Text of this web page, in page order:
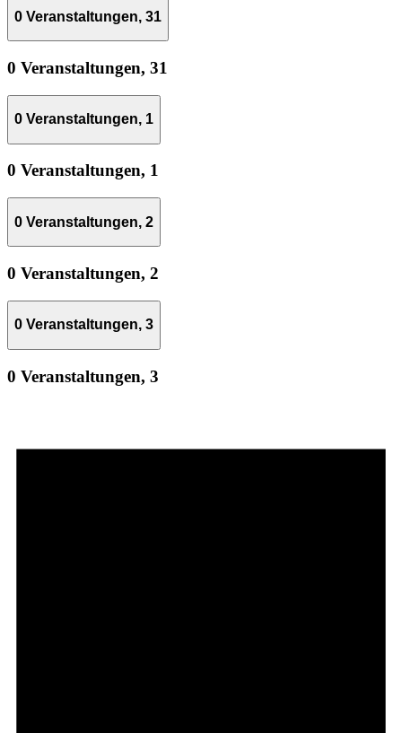
0 Veranstaltungen, 31
0 Veranstaltungen, 31
0 Veranstaltungen, 1
0 Veranstaltungen, 1
0 Veranstaltungen, 2
0 Veranstaltungen, 2
0 Veranstaltungen, 3
0 Veranstaltungen, 3